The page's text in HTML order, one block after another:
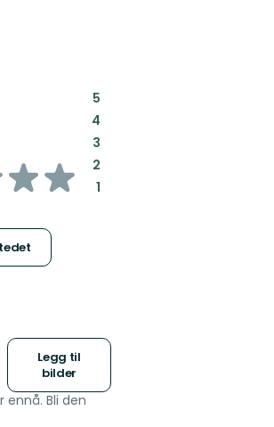
5:
4:
3:
2:
1:
Legg til
bilder
ennå. Bli den